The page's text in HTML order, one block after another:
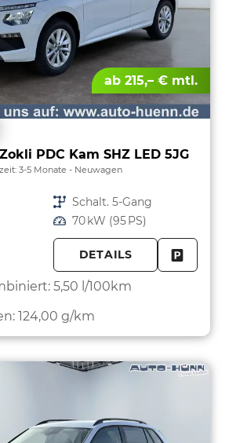
ab 215,– € mtl.
PDC Kam SHZ LED 5JG
3-5 Monate Neuwagen
Getriebe Schalt. 5-Gang
Leistung 70 kW (95 PS)
DETAILS
5,50 l/100km
124,00 g/km